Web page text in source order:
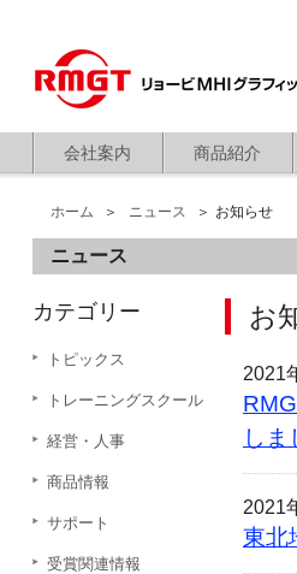
会社案内 商品紹介
ホーム ニュース お知らせ
ニュース
お
2021
しま
2021
東北
カテゴリー
トピックス
トレーニングスクール
経営・人事
商品情報
サポート
受賞関連情報